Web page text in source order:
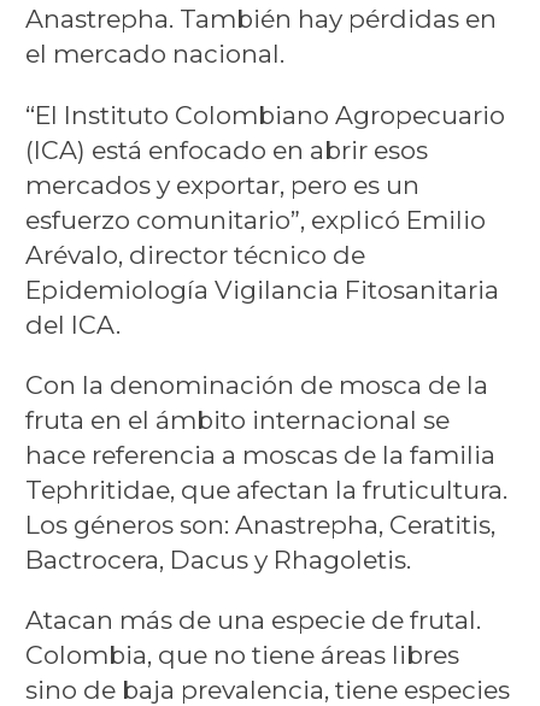
Anastrepha. También hay pérdidas en
el mercado nacional.
“El Instituto Colombiano Agropecuario
(ICA) está enfocado en abrir esos
mercados y exportar, pero es un
esfuerzo comunitario”, explicó Emilio
Arévalo, director técnico de
Epidemiología Vigilancia Fitosanitaria
del ICA.
Con la denominación de mosca de la
fruta en el ámbito internacional se
hace referencia a moscas de la familia
Tephritidae, que afectan la fruticultura.
Los géneros son: Anastrepha, Ceratitis,
Bactrocera, Dacus y Rhagoletis.
Atacan más de una especie de frutal.
Colombia, que no tiene áreas libres
sino de baja prevalencia, tiene especies